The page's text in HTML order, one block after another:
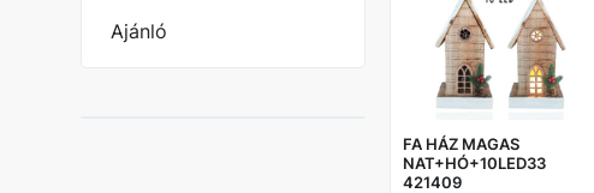
Ajánló
FA HÁZ MAGAS
NAT+HÓ+10LED33
421409